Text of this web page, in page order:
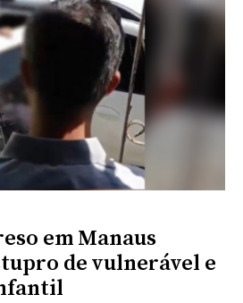
em Manaus
de vulnerável e